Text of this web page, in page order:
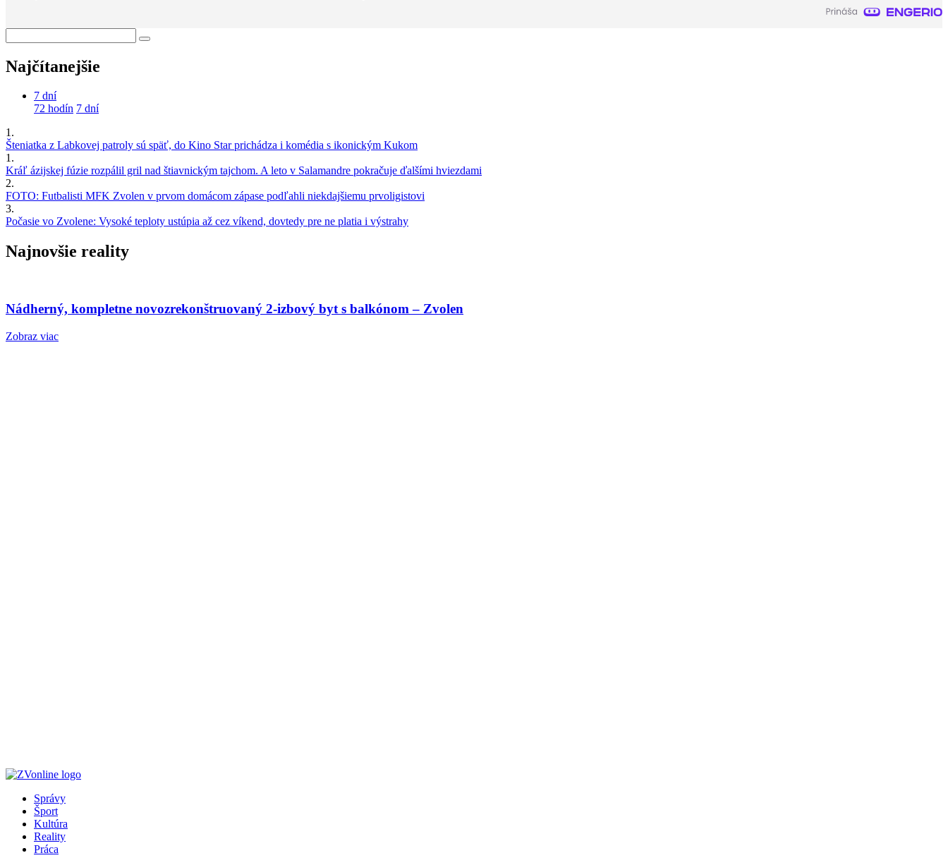
Najčítanejšie
7 dní
72 hodín 7 dní
1.
Šteniatka z Labkovej patroly sú späť, do Kino Star prichádza i komédia s ikonickým Kukom
1.
Kráľ ázijskej fúzie rozpálil gril nad štiavnickým tajchom. A leto v Salamandre pokračuje ďalšími hviezdami
2.
FOTO: Futbalisti MFK Zvolen v prvom domácom zápase podľahli niekdajšiemu prvoligistovi
3.
Počasie vo Zvolene: Vysoké teploty ustúpia až cez víkend, dovtedy pre ne platia i výstrahy
Najnovšie reality
Nádherný, kompletne novozrekonštruovaný 2-izbový byt s balkónom – Zvolen
Zobraz viac
Správy
Šport
Kultúra
Reality
Práca